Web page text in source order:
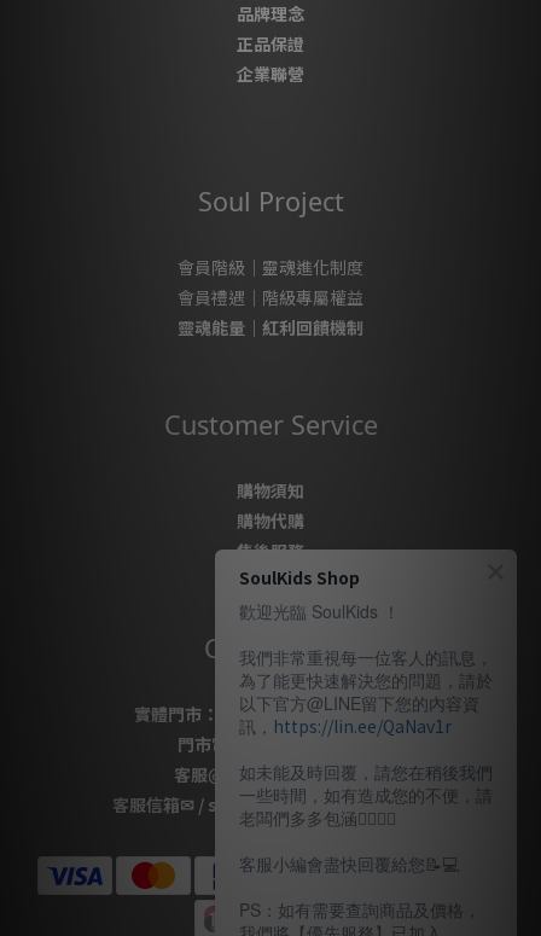
品牌理念
正品保證
企業聯營
Soul Project
會員階級｜靈魂進化制度
會員禮遇｜階級專屬權益
靈魂能量｜紅利回饋機制
Customer Service
購物須知
購物代購
售後服務
隱私政策
Contact Us
實體門市：
桃園市桃園區復興路69號
門市電話
03-337-1777
客服@LINE：＠soulkids
客服信箱✉ / shopsoulkids@gmail.com
SoulKids Shop
歡迎光臨 SoulKids ！
我們非常重視每一位客人的訊息，
為了能更快速解決您的問題，請於
以下官方@LINE留下您的內容資
訊， https://lin.ee/QaNav1r
如未能及時回覆，請您在稍後我們
一些時間，如有造成您的不便，請
老闆們多多包涵🙇🏽‍🙇‍♀️
客服小編會盡快回覆給您📝💻️
PS：如有需要查詢商品及價格，